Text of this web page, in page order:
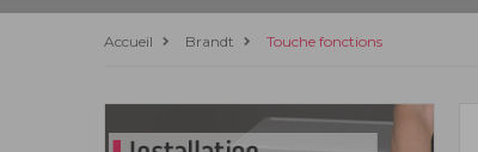
Accueil Brandt Touche fonctions